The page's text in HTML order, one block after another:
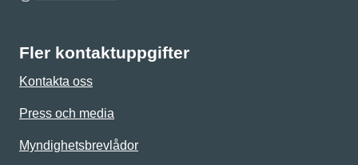
Fler kontaktuppgifter
Kontakta oss
Press och media
Myndighetsbrevlådor